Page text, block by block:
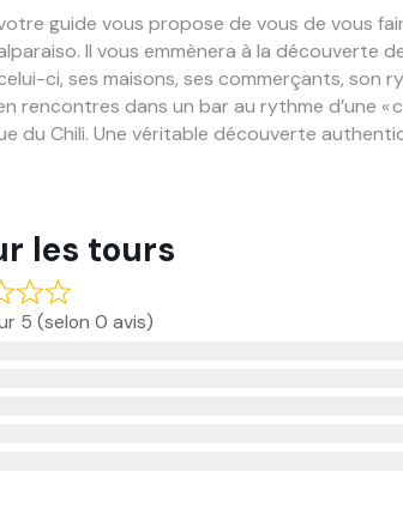
guide vous propose de vous de vous
. Il vous emmènera à la découverte
ci, ses maisons, ses commerçants, son
rencontres dans un bar au rythme d’une «
du Chili. Une véritable découverte
les tours
5 (selon 0 avis)